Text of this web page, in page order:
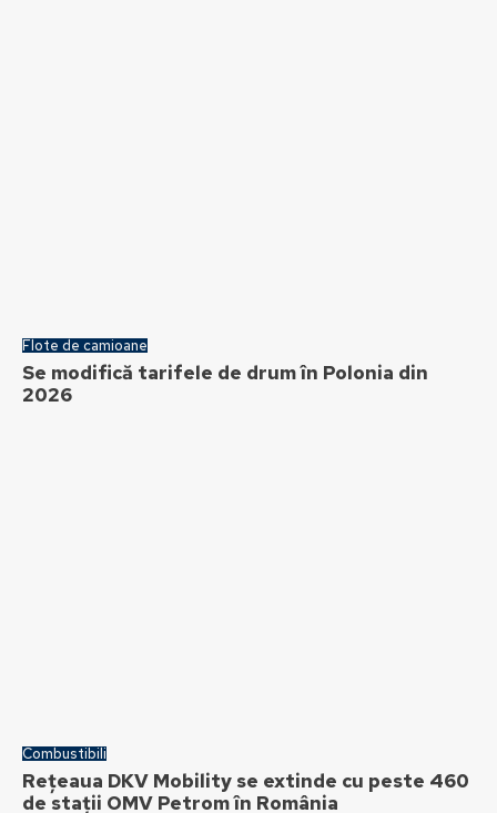
Flote de camioane
Se modifică tarifele de drum în Polonia din
2026
Combustibili
Rețeaua DKV Mobility se extinde cu peste 460
de stații OMV Petrom în România